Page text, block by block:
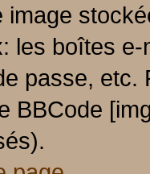
image
les boîtes
passe,
BBCode